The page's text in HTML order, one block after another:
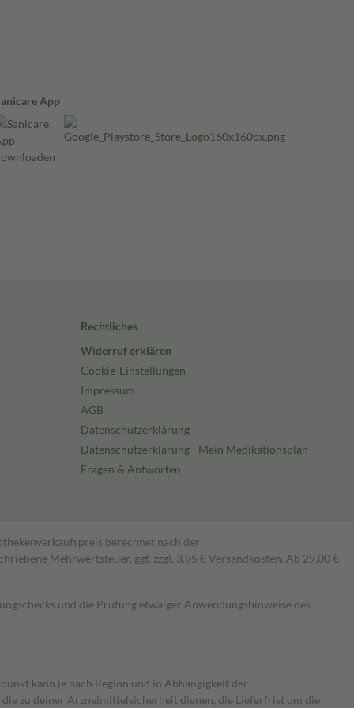
App
Rechtliches
Widerruf erklären
Cookie-Einstellungen
Impressum
AGB
Datenschutzerklärung
Datenschutzerklärung - Mein Medikationsplan
Fragen & Antworten
berechnet nach der
Mehrwertsteuer, ggf. zzgl. 3,95 € Versandkosten. Ab 29,00 €
und die Prüfung etwaiger Anwendungshinweise des
kann je nach Region und in Abhängigkeit der
zu deiner Arzneimittelsicherheit dienen, die Lieferfrist um die